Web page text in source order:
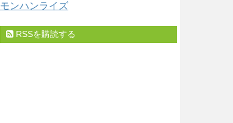
モンハンライズ
RSSを購読する